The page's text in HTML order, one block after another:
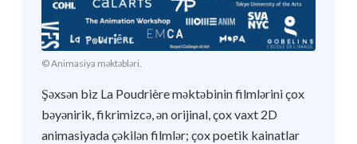
© Animasiya məktəbləri.
Şəxsən biz La Poudrière məktəbinin filmlərini çox
bəyənirik, fikrimizcə, ən orijinal, çox vaxt 2D
animasiyada çəkilən filmlər; çox poetik kainatlar